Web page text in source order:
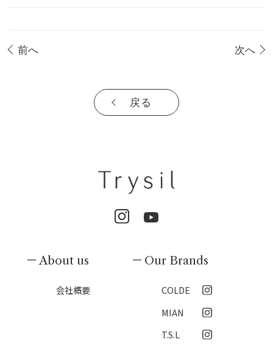
前へ 次へ
戻る
About us
会社概要
Our Brands
COLDE
MIAN
T.S.L